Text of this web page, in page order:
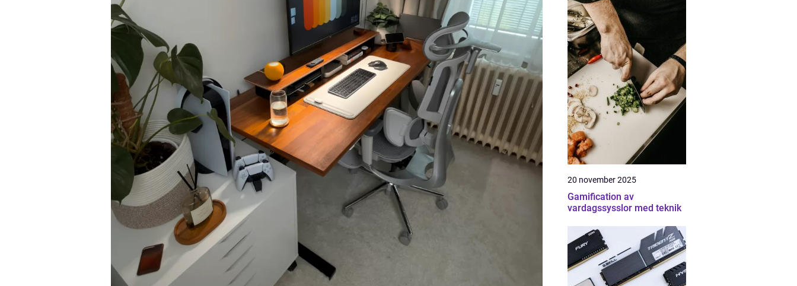
20 november 2025
Gamification av
vardagssysslor med teknik